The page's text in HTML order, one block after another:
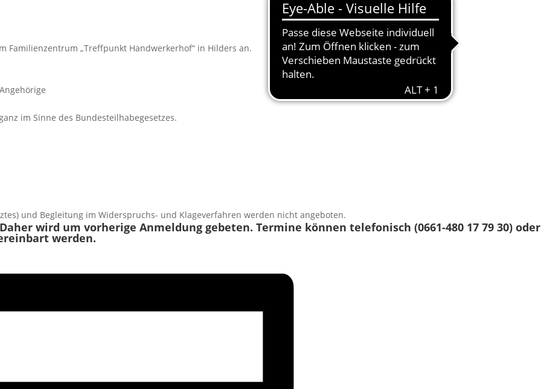
„Treffpunkt Handwerkerhof“ in Hilders an.
im Sinne des Bundesteilhabegesetzes.
und Begleitung im Widerspruchs- und Klageverfahren werden nicht angeboten.
wird um vorherige Anmeldung gebeten. Termine können telefonisch (0661-480 17 79 30) oder
werden.